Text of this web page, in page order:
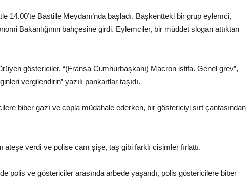
14.00’te Bastille Meydanı’nda başladı. Başkentteki bir grup eylemci,
Bakanlığının bahçesine girdi. Eylemciler, bir müddet slogan attıktan
göstericiler, “(Fransa Cumhurbaşkanı) Macron istifa. Genel grev”,
vergilendirin” yazılı pankartlar taşıdı.
biber gazı ve copla müdahale ederken, bir göstericiyi sırt çantasından
ateşe verdi ve polise cam şişe, taş gibi farklı cisimler fırlattı.
polis ve göstericiler arasında arbede yaşandı, polis göstericilere biber